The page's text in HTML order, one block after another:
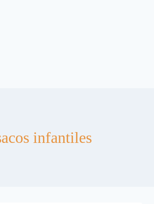
infantiles